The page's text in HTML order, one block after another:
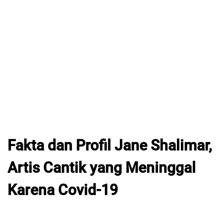
Fakta dan Profil Jane Shalimar,
Artis Cantik yang Meninggal
Karena Covid-19